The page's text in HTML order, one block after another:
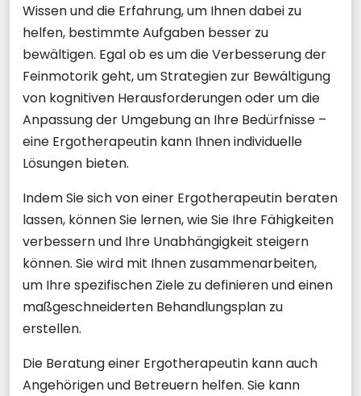
Wissen und die Erfahrung, um Ihnen dabei zu
helfen, bestimmte Aufgaben besser zu
bewältigen. Egal ob es um die Verbesserung der
Feinmotorik geht, um Strategien zur Bewältigung
von kognitiven Herausforderungen oder um die
Anpassung der Umgebung an Ihre Bedürfnisse –
eine Ergotherapeutin kann Ihnen individuelle
Lösungen bieten.
Indem Sie sich von einer Ergotherapeutin beraten
lassen, können Sie lernen, wie Sie Ihre Fähigkeiten
verbessern und Ihre Unabhängigkeit steigern
können. Sie wird mit Ihnen zusammenarbeiten,
um Ihre spezifischen Ziele zu definieren und einen
maßgeschneiderten Behandlungsplan zu
erstellen.
Die Beratung einer Ergotherapeutin kann auch
Angehörigen und Betreuern helfen. Sie kann